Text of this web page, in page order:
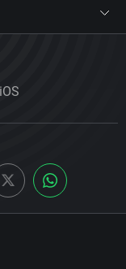
iOS